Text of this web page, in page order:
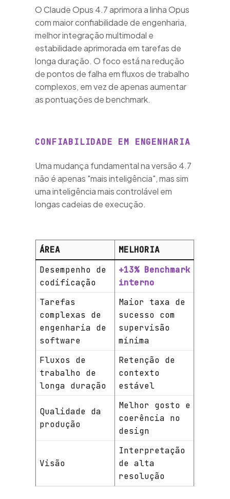
O Claude Opus 4.7 aprimora a linha Opus
com maior confiabilidade de engenharia,
melhor integração multimodal e
estabilidade aprimorada em tarefas de
longa duração. O foco está na redução
de pontos de falha em fluxos de trabalho
complexos, em vez de apenas aumentar
as pontuações de benchmark.
CONFIABILIDADE EM ENGENHARIA
Uma mudança fundamental na versão 4.7
não é apenas "mais inteligência", mas sim
uma inteligência mais controlável em
longas cadeias de execução.
ÁREA
MELHORIA
Desempenho de
codificação
+13% Benchmark
interno
Tarefas
complexas de
engenharia de
software
Maior taxa de
sucesso com
supervisão
mínima
Fluxos de
trabalho de
longa duração
Retenção de
contexto
estável
Qualidade da
produção
Melhor gosto e
coerência no
design
Visão
Interpretação
de alta
resolução